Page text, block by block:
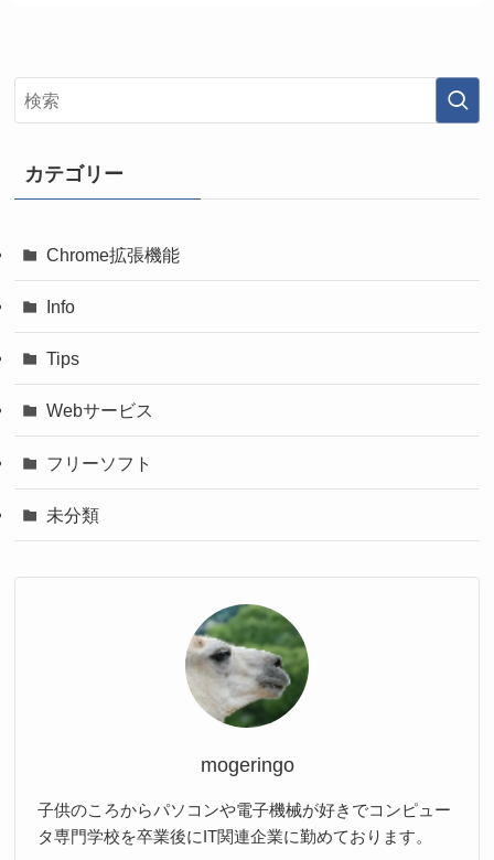
カテゴリー
Chrome拡張機能
Info
Tips
Webサービス
フリーソフト
未分類
mogeringo
子供のころからパソコンや電子機械が好きでコンピュー
タ専門学校を卒業後にIT関連企業に勤めております。